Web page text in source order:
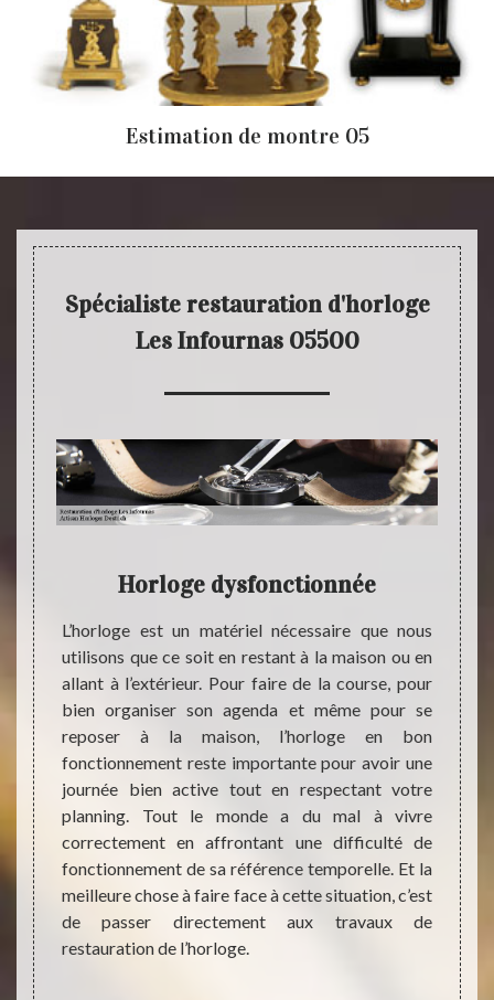
Estimation de montre 05
Spécialiste restauration d'horloge
Les Infournas 05500
et
des
Ils
la
du
Horloge dysfonctionnée
L’horloge est un matériel nécessaire que nous
utilisons que ce soit en restant à la maison ou en
allant à l’extérieur. Pour faire de la course, pour
bien organiser son agenda et même pour se
reposer à la maison, l’horloge en bon
fonctionnement reste importante pour avoir une
journée bien active tout en respectant votre
planning. Tout le monde a du mal à vivre
correctement en affrontant une difficulté de
fonctionnement de sa référence temporelle. Et la
meilleure chose à faire face à cette situation, c’est
de passer directement aux travaux de
restauration de l’horloge.
et
état